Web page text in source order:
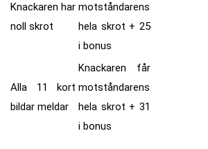
Knackaren har
noll skrot
motståndarens
hela skrot + 25
i bonus
Alla 11 kort
bildar meldar
Knackaren får
motståndarens
hela skrot + 31
i bonus